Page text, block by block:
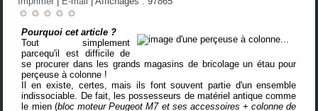
Pourquoi cet article ?
Tout simplement
parcequ'il est difficile de
se procurer dans les grands magasins de bricolage un étau pour
perçeuse à colonne !
Il en existe, certes, mais ils font souvent partie d'un ensemble
indissociable. De fait, les possesseurs de matériel antique comme
le mien (bloc moteur Peugeot M7 et ses accessoires + colonne de